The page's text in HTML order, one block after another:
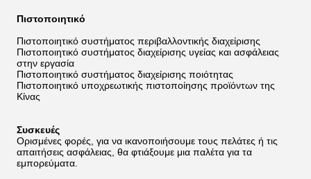
Πιστοποιητικό
Πιστοποιητικό συστήματος περιβαλλοντικής διαχείρισης
Πιστοποιητικό συστήματος διαχείρισης υγείας και ασφάλειας
στην εργασία
Πιστοποιητικό συστήματος διαχείρισης ποιότητας
Πιστοποιητικό υποχρεωτικής πιστοποίησης προϊόντων της
Κίνας
Συσκευές
Ορισμένες φορές, για να ικανοποιήσουμε τους πελάτες ή τις
απαιτήσεις ασφάλειας, θα φτιάξουμε μια παλέτα για τα
εμπορεύματα.